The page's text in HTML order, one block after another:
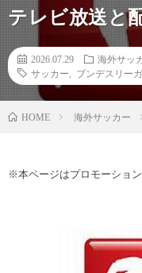
テレビ放送と
2026.07.29
海外サッ
サッカー
ブンデスリー
HOME 海外サッカー
※本ページはプロモーショ